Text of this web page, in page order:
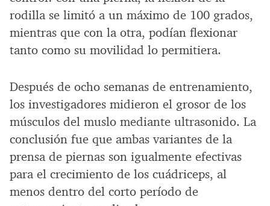
rodilla se limitó a un máximo de 100 grados,
mientras que con la otra, podían flexionar
tanto como su movilidad lo permitiera.
Después de ocho semanas de entrenamiento,
los investigadores midieron el grosor de los
músculos del muslo mediante ultrasonido. La
conclusión fue que ambas variantes de la
prensa de piernas son igualmente efectivas
para el crecimiento de los cuádriceps, al
menos dentro del corto período de